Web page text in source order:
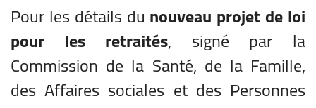
Pour les détails du nouveau projet de loi
pour les retraités, signé par la
Commission de la Santé, de la Famille,
des Affaires sociales et des Personnes